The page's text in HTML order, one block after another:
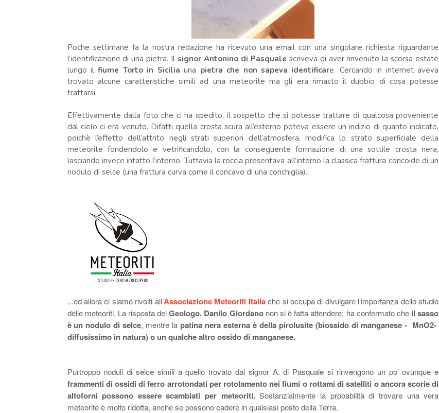
Poche settimane fa la nostra redazione ha ricevuto una email con una singolare richiesta riguardante
l’identificazione di una pietra. Ilsignor Antonino di Pasquale scriveva di aver rinvenuto la scorsa estate
lungo ilfiume Torto in Siciliauna pietra che non sapeva identificare. Cercando in internet aveva
trovato alcune caratteristiche simili ad una meteorite ma gli era rimasto il dubbio di cosa potesse
trattarsi.
Effettivamente dalla foto che ci ha spedito, il sospetto che si potesse trattare di qualcosa proveniente
dal cielo ci era venuto. Difatti quella crosta scura all’esterno poteva essere un indizio di quanto indicato,
poichè l’effetto dell’attrito negli strati superiori dell’atmosfera, modifica lo strato superficiale della
meteorite fondendolo e vetrificandolo, con la conseguente formazione di una sottile crosta nera,
lasciando invece intatto l’interno. Tuttavia la roccia presentava all’interno la classica frattura concoide di un
nodulo di selce (una frattura curva come il concavo di una conchiglia).
...ed allora ci siamo rivolti all’Associazione Meteoriti Italiache si occupa di divulgare l’importanza dello studio
delle meteoriti. La risposta delGeologo. Danilo Giordanonon si è fatta attendere: ha confermato che il sasso
è un nodulo di selce, mentre la patina nera esterna è della pirolusite (biossido di manganese - MnO2-
diffusissimo in natura) o un qualche altro ossido di manganese.
Purtroppo noduli di selce simili a quello trovato dal signor A. di Pasquale si rinvengono un po’ ovunque e
frammenti di ossidi di ferro arrotondati per rotolamento nei fiumi o rottami di satelliti o ancora scorie di
altoforni possono essere scambiati per meteoriti.Sostanzialmente la probabilità di trovare una vera
meteorite è molto ridotta, anche se possono cadere in qualsiasi posto della Terra.